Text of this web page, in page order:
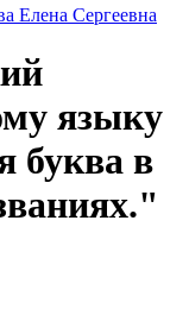
Елена Сергеевна
языку
буква в